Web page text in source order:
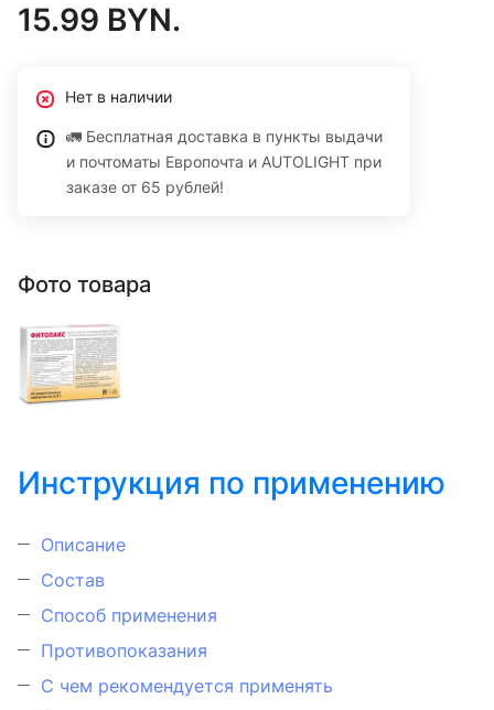
15.99 BYN.
Нет в наличии
🚛 Бесплатная доставка в пункты выдачи
и почтоматы Европочта и AUTOLIGHT при
заказе от 65 рублей!
Фото товара
Инструкция по применению
Описание
Состав
Способ применения
Противопоказания
С чем рекомендуется применять